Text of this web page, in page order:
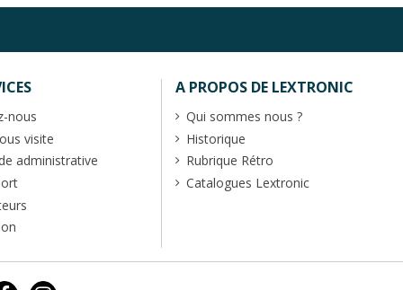
nous
visite
administrative
A PROPOS DE LEXTRONIC
Qui sommes nous ?
Historique
Rubrique Rétro
Catalogues Lextronic